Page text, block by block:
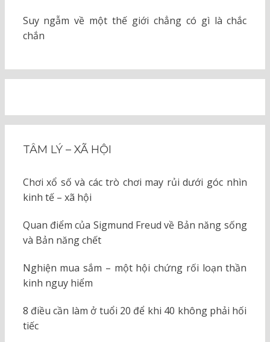
Suy ngẫm về một thế giới chẳng có gì là chắc
chắn
TÂM LÝ – XÃ HỘI
Chơi xổ số và các trò chơi may rủi dưới góc nhìn
kinh tế – xã hội
Quan điểm của Sigmund Freud về Bản năng sống
và Bản năng chết
Nghiện mua sắm – một hội chứng rối loạn thần
kinh nguy hiểm
8 điều cần làm ở tuổi 20 để khi 40 không phải hối
tiếc